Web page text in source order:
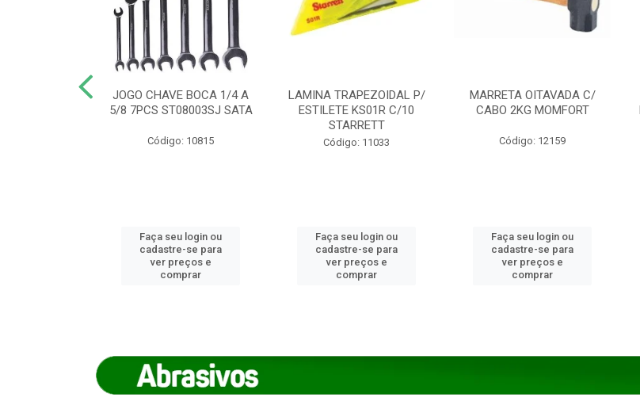
JOGO CHAVE BOCA 1/4 A
5/8 7PCS ST08003SJ SATA
Código: 10815
Faça seu login ou
cadastre-se para
ver preços e
comprar
LAMINA TRAPEZOIDAL P/
ESTILETE KS01R C/10
STARRETT
Código: 11033
Faça seu login ou
cadastre-se para
ver preços e
comprar
MARRETA OITAVADA C/
CABO 2KG MOMFORT
Código: 12159
Faça seu login ou
cadastre-se para
ver preços e
comprar